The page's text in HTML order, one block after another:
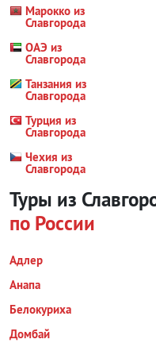
Марокко из
Славгорода
ОАЭ из
Славгорода
Танзания из
Славгорода
Турция из
Славгорода
Чехия из
Славгорода
Туры из
по России
Адлер
Анапа
Белокуриха
Домбай